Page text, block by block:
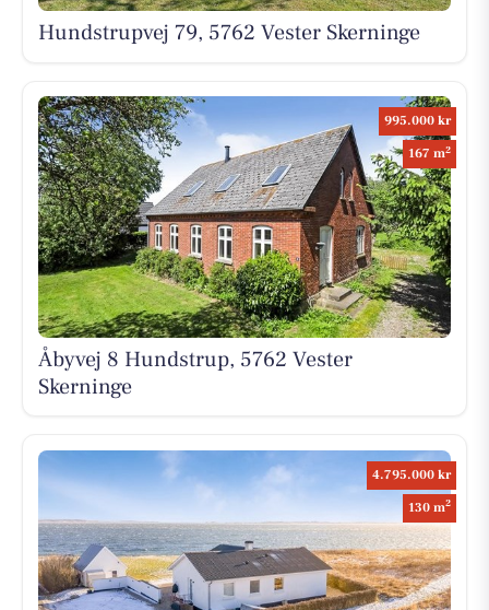
Hundstrupvej 79, 5762 Vester Skerninge
995.000 kr
167 m2
Åbyvej 8 Hundstrup, 5762 Vester
Skerninge
4.795.000 kr
130 m2